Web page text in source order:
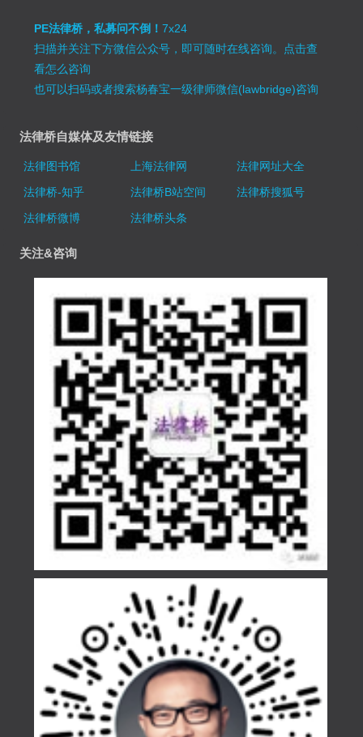
PE法律桥，私募问不倒！7x24
扫描并关注下方微信公众号，即可随时在线咨询。 点击查
看怎么咨询
也可以扫码或者搜索杨春宝一级律师微信(lawbridge)咨询
法律桥自媒体及友情链接
法律图书馆 上海法律网
法律网址大全
法律桥-知乎
法律桥B站空间
法律桥搜狐号
法律桥微博
法律桥头条
关注&咨询